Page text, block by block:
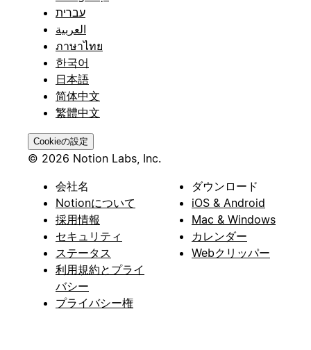
עברית
العربية
ภาษาไทย
한국어
日本語
简体中文
繁體中文
Cookieの設定
© 2026 Notion Labs, Inc.
会社名
Notionについて
採用情報
セキュリティ
ステータス
利用規約とプライ
バシー
プライバシー権
ダウンロード
iOS & Android
Mac & Windows
カレンダー
Webクリッパー